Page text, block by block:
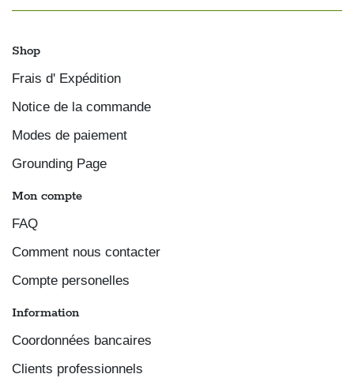
Shop
Frais d' Expédition
Notice de la commande
Modes de paiement
Grounding Page
Mon compte
FAQ
Comment nous contacter
Compte personelles
Information
Coordonnées bancaires
Clients professionnels